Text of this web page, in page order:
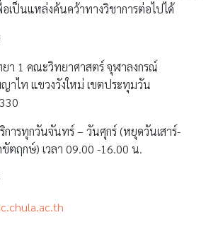
เป็นแหล่งค้นคว้าทางวิชาการต่อไปได้
า 1 คณะวิทยาศาสตร์ จุฬาลงกรณ์
ไท แขวงวังใหม่ เขตประทุมวัน
การทุกวันจันทร์ – วันศุกร์ (หยุดวันเสาร์-
ตฤกษ์) เวลา 09.00 -16.00 น.